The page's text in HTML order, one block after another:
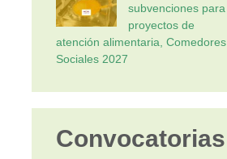
subvenciones para
proyectos de
atención alimentaria, Comedores
Sociales 2027
Convocatorias